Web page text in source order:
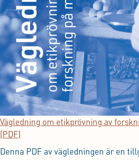
Vägledning om etikprövning av
(PDF)
Denna PDF av vägledningen är en